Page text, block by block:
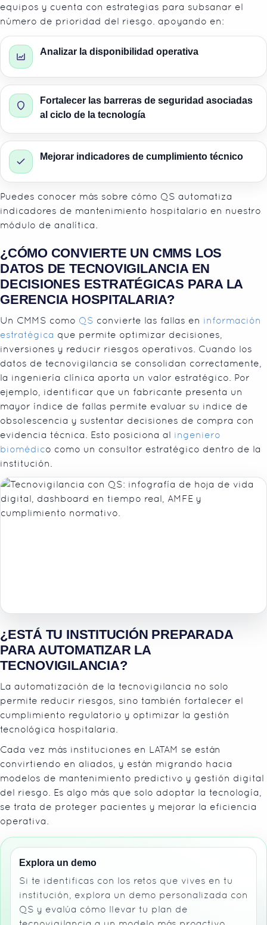
equipos y cuenta con estrategias para subsanar el
número de prioridad del riesgo. apoyando en:
Analizar la disponibilidad operativa
Fortalecer las barreras de seguridad asociadas
al ciclo de la tecnología
Mejorar indicadores de cumplimiento técnico
Puedes conocer más sobre cómo QS automatiza
indicadores de mantenimiento hospitalario en nuestro
módulo de analítica.
¿CÓMO CONVIERTE UN CMMS LOS
DATOS DE TECNOVIGILANCIA EN
DECISIONES ESTRATÉGICAS PARA LA
GERENCIA HOSPITALARIA?
Un CMMS como QS convierte las fallas en información
estratégica que permite optimizar decisiones,
inversiones y reducir riesgos operativos. Cuando los
datos de tecnovigilancia se consolidan correctamente,
la ingeniería clínica aporta un valor estratégico. Por
ejemplo, identificar que un fabricante presenta un
mayor índice de fallas permite evaluar su indice de
obsolescencia y sustentar decisiones de compra con
evidencia técnica. Esto posiciona al ingeniero
biomédico como un consultor estratégico dentro de la
institución.
¿ESTÁ TU INSTITUCIÓN PREPARADA
PARA AUTOMATIZAR LA
TECNOVIGILANCIA?
La automatización de la tecnovigilancia no solo
permite reducir riesgos, sino también fortalecer el
cumplimiento regulatorio y optimizar la gestión
tecnológica hospitalaria.
Cada vez más instituciones en LATAM se están
convirtiendo en aliados, y están migrando hacia
modelos de mantenimiento predictivo y gestión digital
del riesgo. Es algo más que solo adoptar la tecnología,
se trata de proteger pacientes y mejorar la eficiencia
operativa.
Explora un demo
Si te identificas con los retos que vives en tu
institución, explora un demo personalizada con
QS y evalúa cómo llevar tu plan de